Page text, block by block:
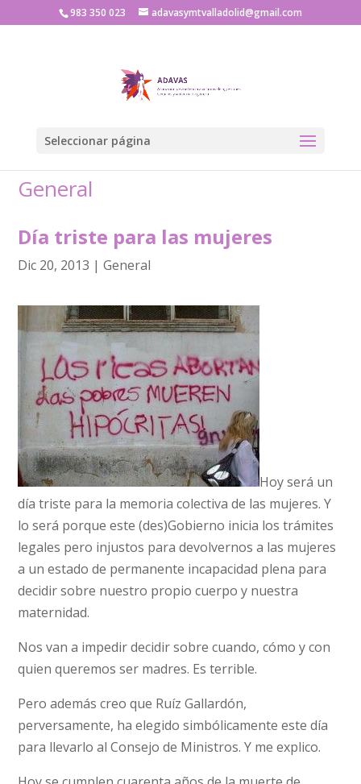
983 350 023 adavasymtvalladolid@gmail.com
Seleccionar página
General
Día triste para las mujeres
Dic 20, 2013 |General
Hoy será un
día triste para la memoria colectiva de las mujeres. Y
lo será porque este (des)Gobierno inicia los trámites
legales pero injustos para devolvernos a las mujeres
a un estado de permanente incapacidad plena para
decidir sobre nuestro propio cuerpo y nuestra
maternidad.
Nos van a impedir decidir sobre cuando, cómo y con
quien queremos ser madres. Es terrible.
Pero además creo que Ruíz Gallardón,
perversamente, ha elegido simbólicamente este día
para llevarlo al Consejo de Ministros. Y me explico.